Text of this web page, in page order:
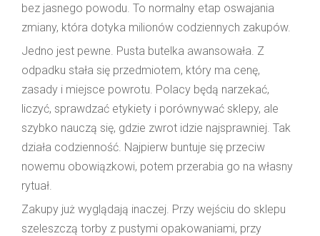
bez jasnego powodu. To normalny etap oswajania
zmiany, która dotyka milionów codziennych zakupów.
Jedno jest pewne. Pusta butelka awansowała. Z
odpadku stała się przedmiotem, który ma cenę,
zasady i miejsce powrotu. Polacy będą narzekać,
liczyć, sprawdzać etykiety i porównywać sklepy, ale
szybko nauczą się, gdzie zwrot idzie najsprawniej. Tak
działa codzienność. Najpierw buntuje się przeciw
nowemu obowiązkowi, potem przerabia go na własny
rytuał.
Zakupy już wyglądają inaczej. Przy wejściu do sklepu
szeleszczą torby z pustymi opakowaniami, przy